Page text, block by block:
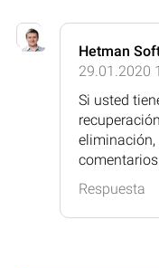
Hetman
29.01.2020
Si usted
comentarios.
Respuesta